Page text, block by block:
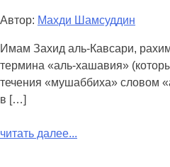
Автор: Махди Шамсуддин
Имам Захид аль-Кавсари,
термина «аль-хашавия»
течения «мушаббиха» словом
в […]
читать далее...